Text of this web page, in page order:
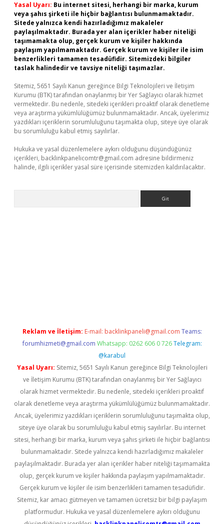
Yasal Uyarı: Bu internet sitesi, herhangi bir marka, kurum
veya şahıs şirketi ile hiçbir bağlantısı bulunmamaktadır.
Sitede yalnızca kendi hazırladığımız makaleler
paylaşılmaktadır. Burada yer alan içerikler haber niteliği
taşımamakta olup, gerçek kurum ve kişiler hakkında
paylaşım yapılmamaktadır. Gerçek kurum ve kişiler ile isim
benzerlikleri tamamen tesadüfidir. Sitemizdeki bilgiler
taslak halindedir ve tavsiye niteliği taşımazlar.
Sitemiz, 5651 Sayılı Kanun gereğince Bilgi Teknolojileri ve İletişim
Kurumu (BTK) tarafından onaylanmış bir Yer Sağlayıcı olarak hizmet
vermektedir. Bu nedenle, sitedeki içerikleri proaktif olarak denetleme
veya araştırma yükümlülüğümüz bulunmamaktadır. Ancak, üyelerimiz
yazdıkları içeriklerin sorumluluğunu taşımakta olup, siteye üye olarak
bu sorumluluğu kabul etmiş sayılırlar.
Hukuka ve yasal düzenlemelere aykırı olduğunu düşündüğünüz
içerikleri, backlinkpanelicomtr@gmail.com adresine bildirmeniz
halinde, ilgili içerikler yasal süre içerisinde sitemizden kaldırılacaktır.
Reklam ve İletişim: E-mail: backlinkpaneli@gmail.com Teams:
forumhizmeti@gmail.com Whatsapp: 0262 606 0 726 Telegram:
@karabul
Yasal Uyarı: Sitemiz, 5651 Sayılı Kanun gereğince Bilgi Teknolojileri
ve İletişim Kurumu (BTK) tarafından onaylanmış bir Yer Sağlayıcı
olarak hizmet vermektedir. Bu nedenle, sitedeki içerikleri proaktif
olarak denetleme veya araştırma yükümlülüğümüz bulunmamaktadır.
Ancak, üyelerimiz yazdıkları içeriklerin sorumluluğunu taşımakta olup,
siteye üye olarak bu sorumluluğu kabul etmiş sayılırlar. Bu internet
sitesi, herhangi bir marka, kurum veya şahıs şirketi ile hiçbir bağlantısı
bulunmamaktadır. Sitede yalnızca kendi hazırladığımız makaleler
paylaşılmaktadır. Burada yer alan içerikler haber niteliği taşımamakta
olup, gerçek kurum ve kişiler hakkında paylaşım yapılmamaktadır.
Gerçek kurum ve kişiler ile isim benzerlikleri tamamen tesadüfidir.
Sitemiz, kar amacı gütmeyen ve tamamen ücretsiz bir bilgi paylaşım
platformudur. Hukuka ve yasal düzenlemelere aykırı olduğunu